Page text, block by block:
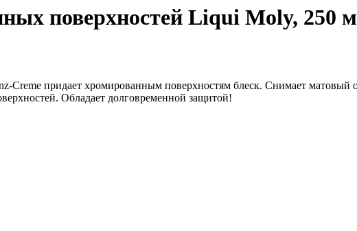
поверхностей Liqui Moly, 250
Creme придает хромированным поверхностям блеск. Снимает
Обладает долговременной защитой!